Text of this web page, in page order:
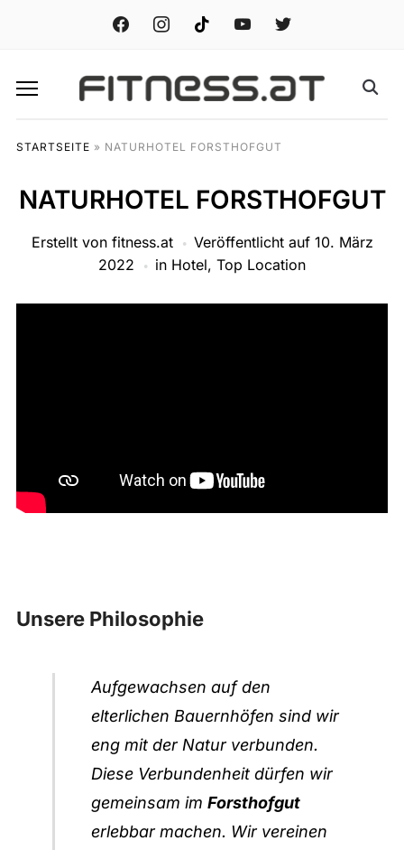
facebook instagramtiktok youtube twitter
STARTSEITE » NATURHOTEL FORSTHOFGUT
NATURHOTEL FORSTHOFGUT
Erstellt von fitness.at Veröffentlicht auf 10. März
2022
in Hotel, Top Location
Unsere Philosophie
Aufgewachsen auf den
elterlichen Bauernhöfen sind wir
eng mit der Natur verbunden.
Diese Verbundenheit dürfen wir
gemeinsam im Forsthofgut
erlebbar machen. Wir vereinen